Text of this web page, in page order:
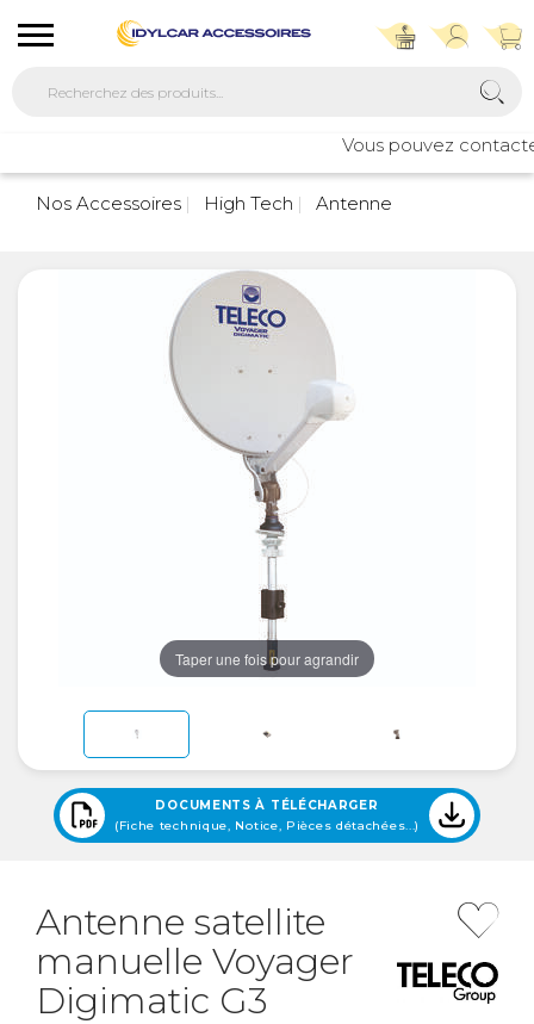
Vous pouvez
Nos Accessoires
High Tech Antenne
Taper une fois pour agrandir
DOCUMENTS À TÉLÉCHARGER
(Fiche technique, Notice, Pièces détachées...)
Antenne satellite
manuelle Voyager
Digimatic G3